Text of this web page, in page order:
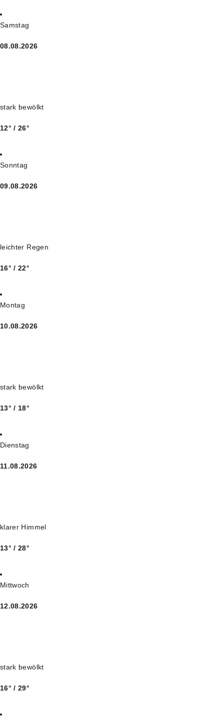
Samstag
08.08.2026
stark bewölkt
12° / 26°
Sonntag
09.08.2026
leichter Regen
16° / 22°
Montag
10.08.2026
stark bewölkt
13° / 18°
Dienstag
11.08.2026
klarer Himmel
13° / 28°
Mittwoch
12.08.2026
stark bewölkt
16° / 29°